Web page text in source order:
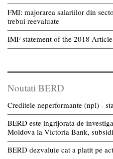
FMI: majorarea salariilor din
trebui reevaluate
IMF statement of the 2018
Noutati BERD
Creditele neperformante (npl) -
BERD este ingrijorata de
Moldova la Victoria Bank,
BERD dezvaluie cat a platit pe